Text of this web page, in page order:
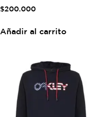
$200.000
Añadir al carrito